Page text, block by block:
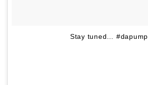
Stay tuned… #dapump